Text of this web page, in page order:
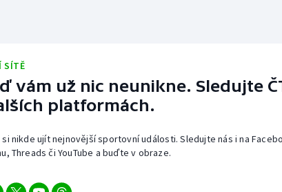
SÍTĚ
vám už nic neunikne. Sledujte
platformách.
nikde ujít nejnovější sportovní události. Sledujte nás i na
Threads či YouTube a buďte v obraze.